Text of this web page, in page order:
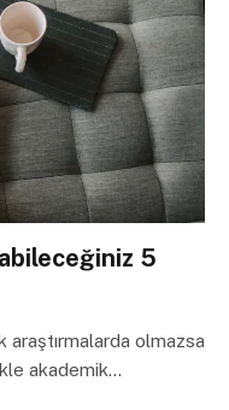
5
olmazsa
akademik…